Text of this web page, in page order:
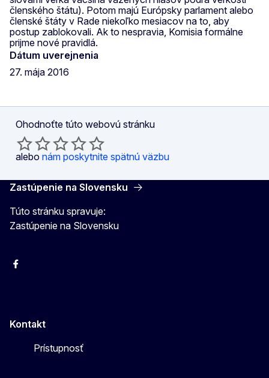
členského štátu). Potom majú Európsky parlament alebo
členské štáty v Rade niekoľko mesiacov na to, aby
postup zablokovali. Ak to nespravia, Komisia formálne
prijme nové pravidlá.
Dátum uverejnenia
27. mája 2016
Ohodnoťte túto webovú stránku
alebo nám poskytnite spätnú väzbu
Zastúpenie na Slovensku
Túto stránku spravuje:
Zastúpenie na Slovensku
Facebook
Kontakt
Prístupnosť